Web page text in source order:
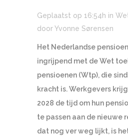
Geplaatst op 16:54h in
doorYvonne Sørensen
Het Nederlandse
ingrijpend met de Wet
pensioenen (Wtp), die
kracht is. Werkgevers
2028 de tijd om hun
te passen aan de nieuwe
dat nog ver weg lijkt, is